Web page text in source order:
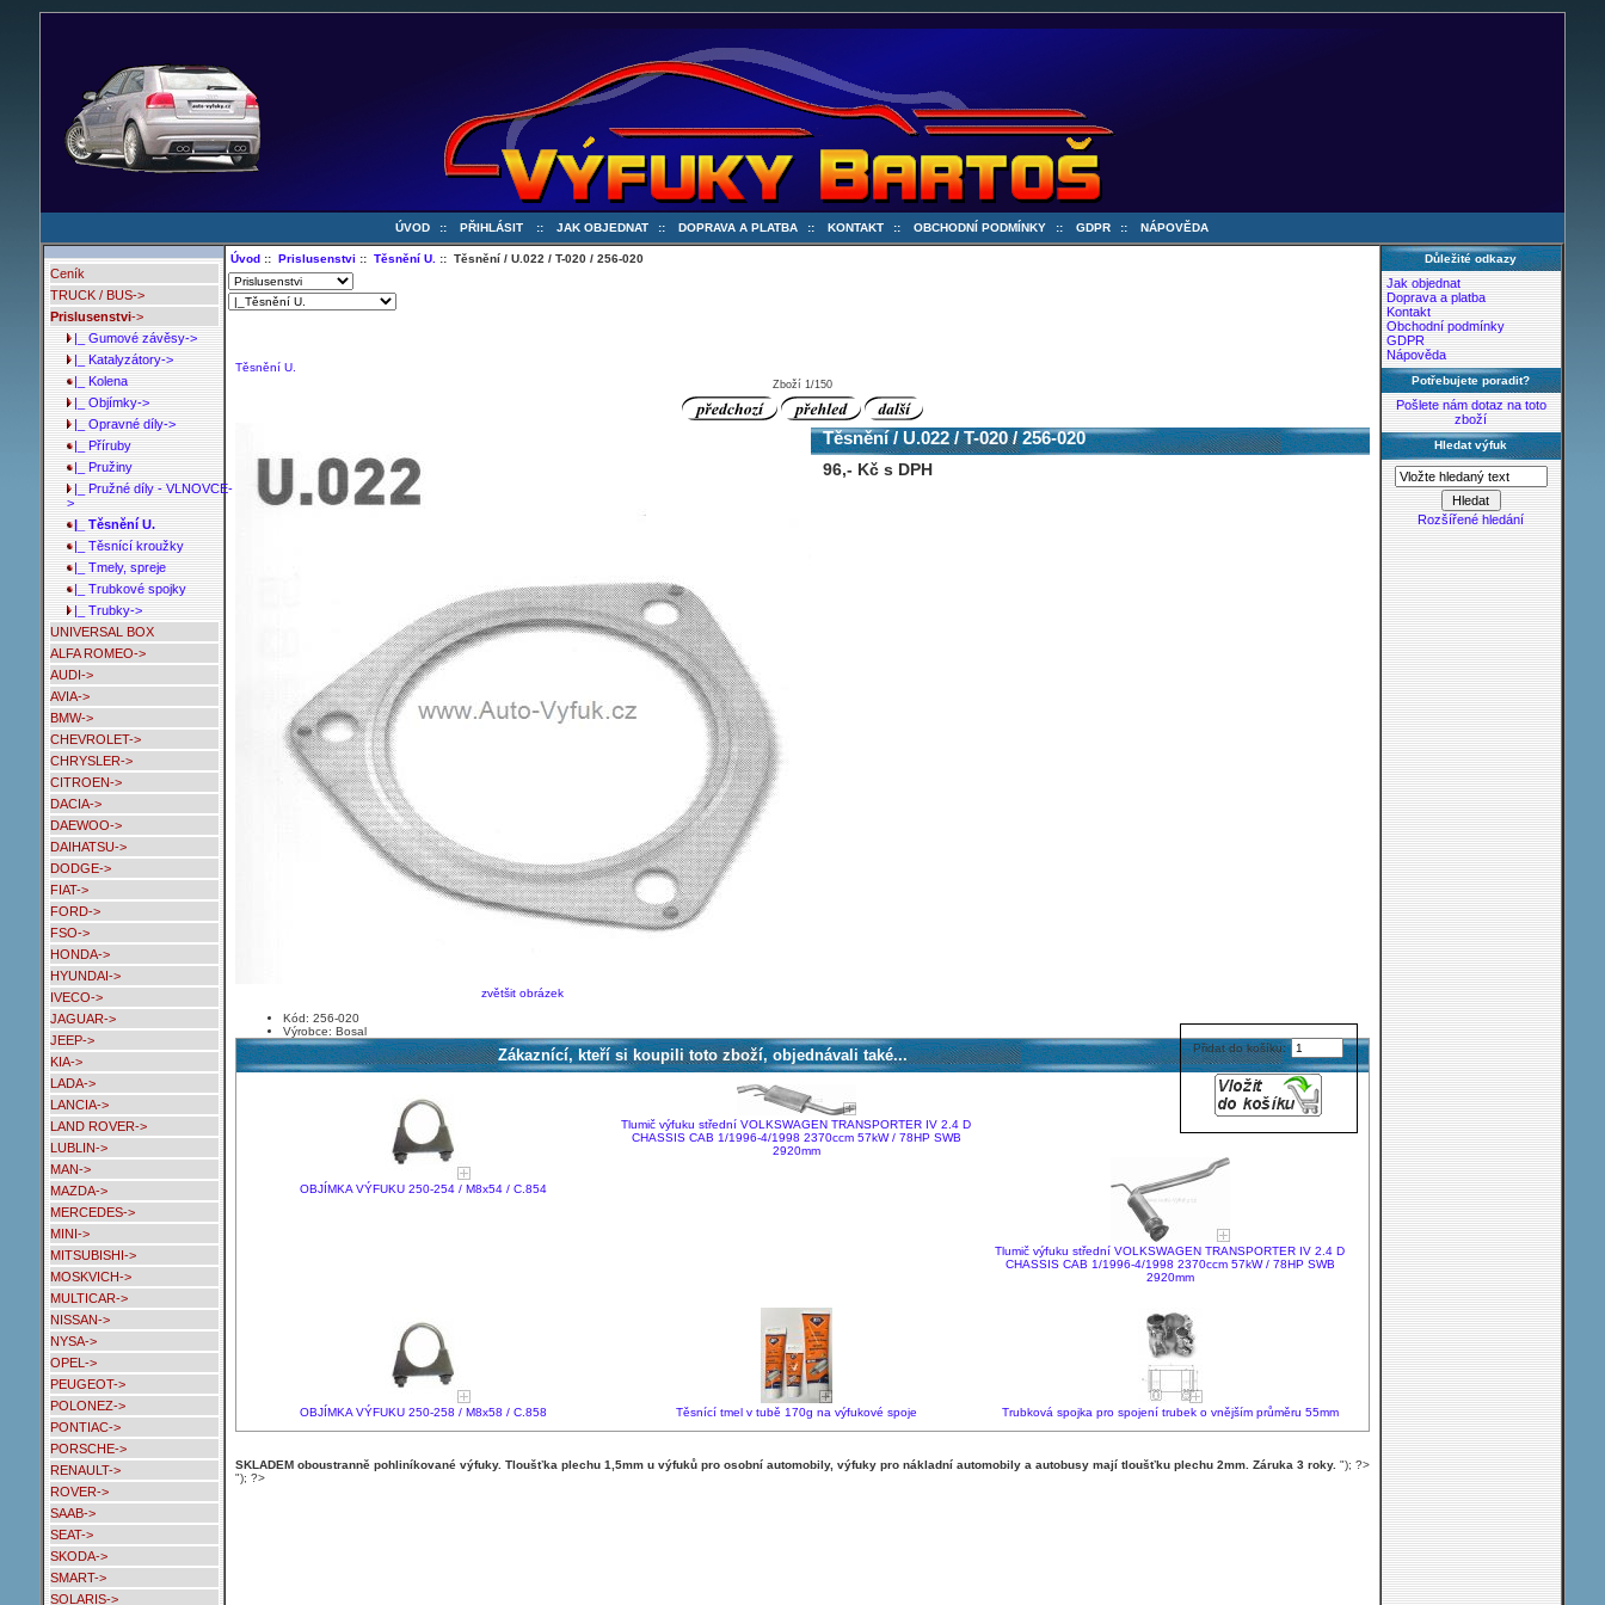
ÚVOD :: PŘIHLÁSIT :: JAK OBJEDNAT :: DOPRAVA A PLATBA :: KONTAKT :: OBCHODNÍ PODMÍNKY :: GDPR :: NÁPOVĚDA
Ceník
TRUCK / BUS->
Prislusenstvi->
|_ Gumové závěsy->
|_ Katalyzátory->
|_ Kolena
|_ Objímky->
|_ Opravné díly->
|_ Příruby
|_ Pružiny
|_ Pružné díly - VLNOVCE-
>
|_ Těsnění U.
|_ Těsnící kroužky
|_ Tmely, spreje
|_ Trubkové spojky
|_ Trubky->
UNIVERSAL BOX
ALFA ROMEO->
AUDI->
AVIA->
BMW->
CHEVROLET->
CHRYSLER->
CITROEN->
DACIA->
DAEWOO->
DAIHATSU->
DODGE->
FIAT->
FORD->
FSO->
HONDA->
HYUNDAI->
IVECO->
JAGUAR->
JEEP->
KIA->
LADA->
LANCIA->
LAND ROVER->
LUBLIN->
MAN->
MAZDA->
MERCEDES->
MINI->
MITSUBISHI->
MOSKVICH->
MULTICAR->
NISSAN->
NYSA->
OPEL->
PEUGEOT->
POLONEZ->
PONTIAC->
PORSCHE->
RENAULT->
ROVER->
SAAB->
SEAT->
SKODA->
SMART->
SOLARIS->
Úvod ::Prislusenstvi ::Těsnění U. :: Těsnění / U.022 / T-020 / 256-020
Těsnění U.
Zboží 1/150
zvětšit obrázek
Těsnění / U.022 / T-020 / 256-020
96,- Kč s DPH
Přidat do košíku:
Kód: 256-020
Výrobce: Bosal
Zákaznící, kteří si koupili toto zboží, objednávali také...
OBJÍMKA VÝFUKU 250-254 / M8x54 / C.854
Tlumič výfuku střední VOLKSWAGEN TRANSPORTER IV 2.4 D
CHASSIS CAB 1/1996-4/1998 2370ccm 57kW / 78HP SWB
2920mm
Tlumič výfuku střední VOLKSWAGEN TRANSPORTER IV 2.4 D
CHASSIS CAB 1/1996-4/1998 2370ccm 57kW / 78HP SWB
2920mm
OBJÍMKA VÝFUKU 250-258 / M8x58 / C.858 Těsnící tmel v tubě 170g na výfukové spoje Trubková spojka pro spojení trubek o vnějším průměru 55mm
SKLADEM oboustranně pohliníkované výfuky. Tloušťka plechu 1,5mm u výfuků pro osobní automobily, výfuky pro nákladní automobily a autobusy mají tloušťku plechu 2mm. Záruka 3 roky. "); ?>
"); ?>
Důležité odkazy
Jak objednat
Doprava a platba
Kontakt
Obchodní podmínky
GDPR
Nápověda
Potřebujete poradit?
Pošlete nám dotaz na toto
zboží
Hledat výfuk
Rozšířené hledání